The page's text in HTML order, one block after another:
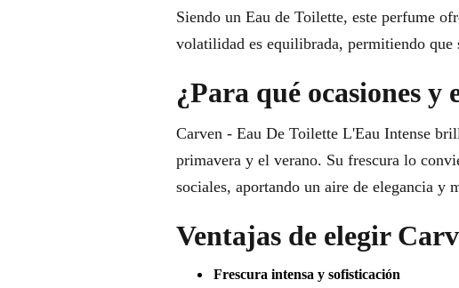
Siendo un Eau de Toilette, este perfume
volatilidad es equilibrada, permitiendo
¿Para qué ocasiones y
Carven - Eau De Toilette L'Eau Intense
primavera y el verano. Su frescura lo
sociales, aportando un aire de elegancia y
Ventajas de elegir
Frescura intensa y sofisticación